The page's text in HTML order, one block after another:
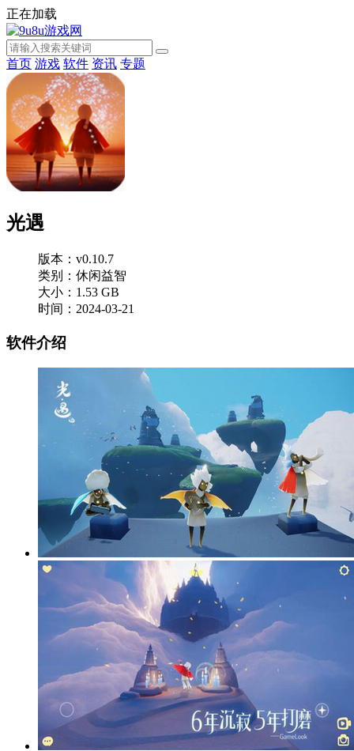
正在加载
首页 游戏 软件 资讯 专题
光遇
版本：v0.10.7
类别：休闲益智
大小：1.53 GB
时间：2024-03-21
软件介绍